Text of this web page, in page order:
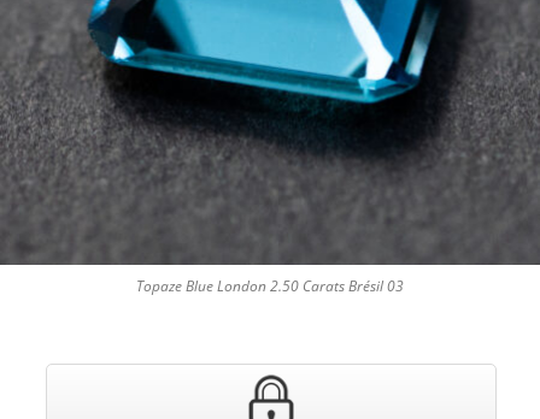
Topaze Blue London 2.50 Carats Brésil 03